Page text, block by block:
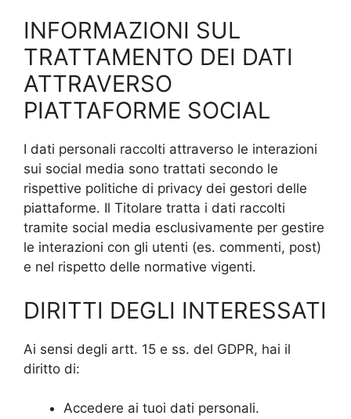
INFORMAZIONI SUL
TRATTAMENTO DEI DATI
ATTRAVERSO
PIATTAFORME SOCIAL
I dati personali raccolti attraverso le interazioni
sui social media sono trattati secondo le
rispettive politiche di privacy dei gestori delle
piattaforme. Il Titolare tratta i dati raccolti
tramite social media esclusivamente per gestire
le interazioni con gli utenti (es. commenti, post)
e nel rispetto delle normative vigenti.
DIRITTI DEGLI INTERESSATI
Ai sensi degli artt. 15 e ss. del GDPR, hai il
diritto di:
Accedere ai tuoi dati personali.